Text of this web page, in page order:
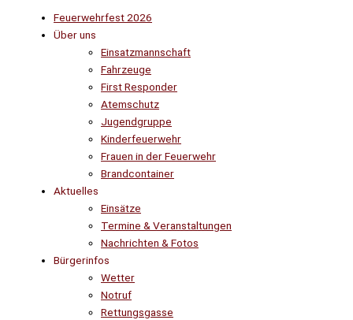
Feuerwehrfest 2026
Über uns
Einsatzmannschaft
Fahrzeuge
First Responder
Atemschutz
Jugendgruppe
Kinderfeuerwehr
Frauen in der Feuerwehr
Brandcontainer
Aktuelles
Einsätze
Termine & Veranstaltungen
Nachrichten & Fotos
Bürgerinfos
Wetter
Notruf
Rettungsgasse